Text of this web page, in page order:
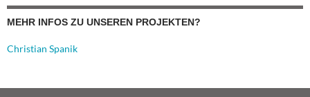
MEHR INFOS ZU UNSEREN PROJEKTEN?
Christian Spanik